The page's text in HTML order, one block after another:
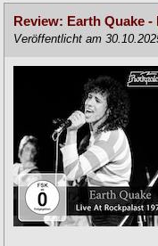
Review: Earth Quake
Veröffentlicht am